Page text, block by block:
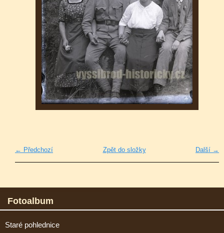
← Předchozí Další →
Zpět do složky
Fotoalbum
Staré pohlednice